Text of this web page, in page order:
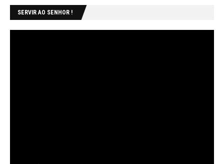
SERVIR AO SENHOR !